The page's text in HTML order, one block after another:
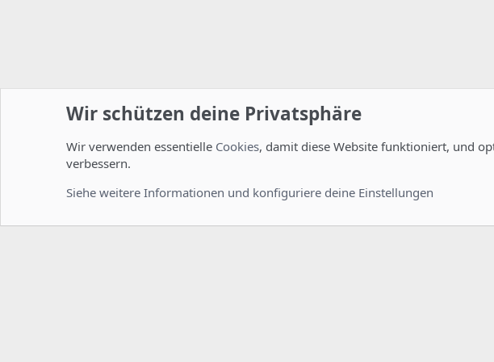
Startseite Foren ISPConfig Installation und Konfiguration
Wir schützen deine Privatsphäre
Wir verwenden essentielle Cookies, damit diese Website funktioniert, und
verbessern.
Siehe weitere Informationen und konfiguriere deine Einstellungen